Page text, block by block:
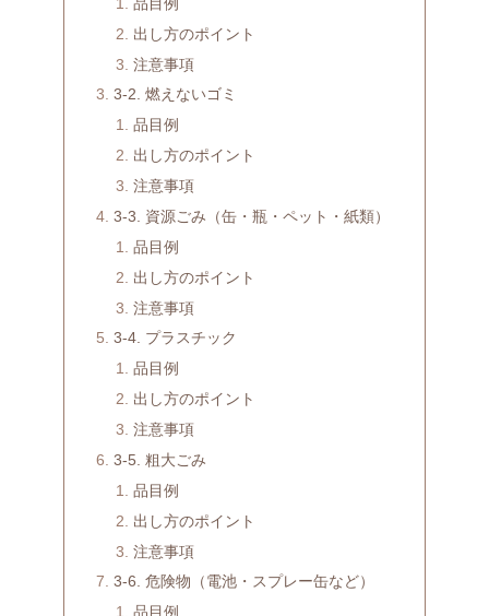
出し方のポイント
注意事項
3-2. 燃えないゴミ
品目例
出し方のポイント
注意事項
3-3. 資源ごみ（缶・瓶・ペット・紙類）
品目例
出し方のポイント
注意事項
3-4. プラスチック
品目例
出し方のポイント
注意事項
3-5. 粗大ごみ
品目例
出し方のポイント
注意事項
3-6. 危険物（電池・スプレー缶など）
品目例